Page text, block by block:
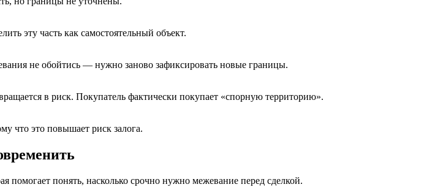
эту часть как самостоятельный объект.
не обойтись — нужно заново зафиксировать новые границы.
в риск. Покупатель фактически покупает «спорную территорию».
что это повышает риск залога.
помогает понять, насколько срочно нужно межевание перед сделкой.